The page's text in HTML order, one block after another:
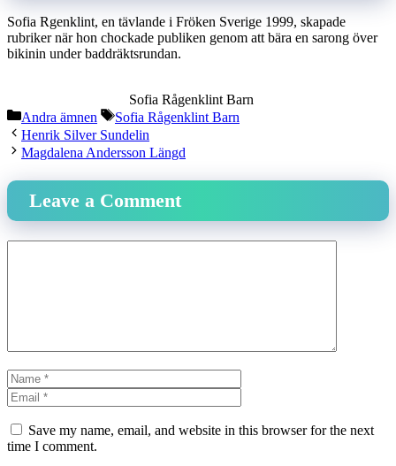
Sofia Rgenklint, en tävlande i Fröken Sverige 1999, skapade
rubriker när hon chockade publiken genom att bära en sarong över
bikinin under baddräktsrundan.
Sofia Rågenklint Barn
Categories
Andra ämnen Tags
Sofia Rågenklint Barn
Henrik Silver Sundelin
Magdalena Andersson Längd
Leave a Comment
Name
Save my name, email, and website in this browser for the next
time I comment.